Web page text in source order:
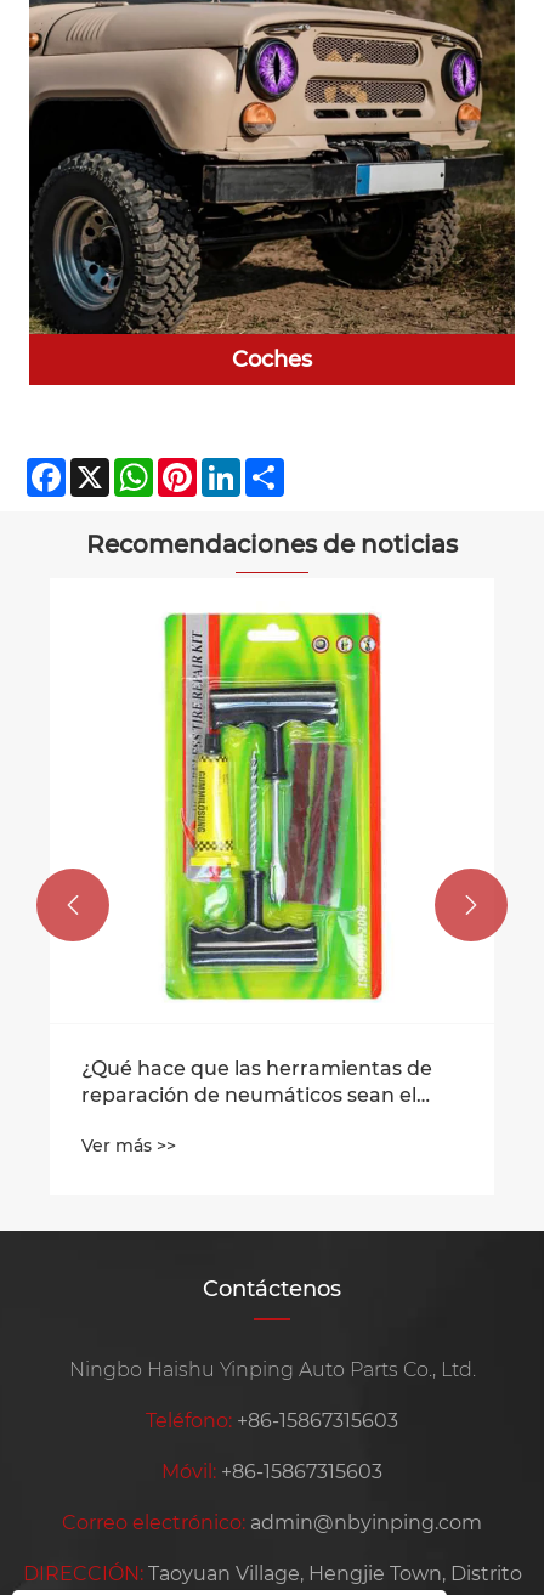
Coches
Facebook
X WhatsAppPinterestLinkedIn
Recomendaciones de noticias
Tutorial de reemplazo de válvula de
neumático de automóvil
 
Contáctenos
Ningbo Haishu Yinping Auto Parts Co., Ltd.
Teléfono: +86-15867315603
Móvil: +86-15867315603
Correo electrónico: admin@nbyinping.com
DIRECCIÓN: Taoyuan Village, Hengjie Town, Distrito